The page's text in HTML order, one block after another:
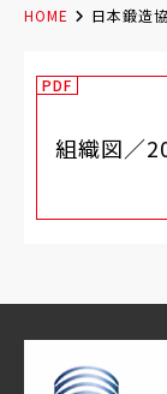
HOME 日本鍛造
PDF
組織図／